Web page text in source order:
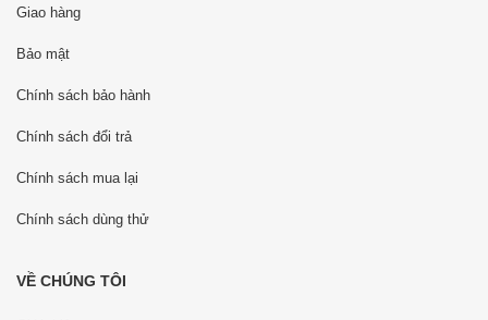
Giao hàng
Bảo mật
Chính sách bảo hành
Chính sách đổi trả
Chính sách mua lại
Chính sách dùng thử
VỀ CHÚNG TÔI